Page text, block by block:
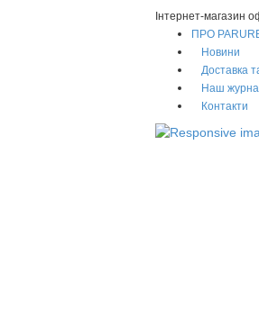
Інтернет-магазин
ПРО
Новини
Доставка
Наш
Контакти